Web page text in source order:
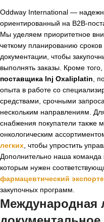
Oddway International —
ориентированный на B2B-
Мы уделяем приоритетное
четкому планированию
документации, чтобы
выполнять заказы. Кроме
поставщика Inj Oxaliplatin ,
опыта в работе со
средствами, срочными
нескольким направлениям.
снабжения покупатели также
онкологическим
легких , чтобы упростить
Дополнительно наша команда
которым нужен
фармацевтический
закупочных программ.
Международная